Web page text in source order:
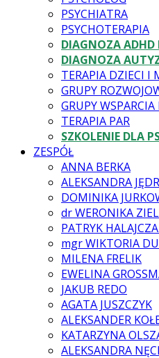
PSYCHIATRA
PSYCHOTERAPIA
DIAGNOZA ADHD
DIAGNOZA
TERAPIA DZIECI I
GRUPY
GRUPY WSPARCIA
TERAPIA PAR
SZKOLENIE DLA
ZESPÓŁ
ANNA BERKA
ALEKSANDRA
DOMINIKA
dr WERONIKA
PATRYK
mgr WIKTORIA
MILENA FRELIK
EWELINA
JAKUB REDO
AGATA JUSZCZYK
ALEKSANDER
KATARZYNA
ALEKSANDRA